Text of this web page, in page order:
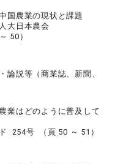
国農業の現状と課題
大日本農会
50）
論説等（商業誌、新聞、
業はどのように普及して
254号 （頁 50 ～ 51）